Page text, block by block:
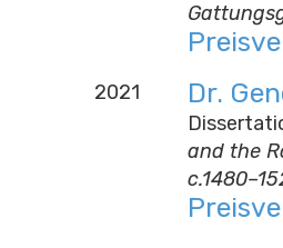
2021 Dr.
and the